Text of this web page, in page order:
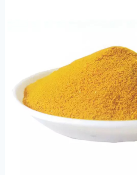
الألومينيوم